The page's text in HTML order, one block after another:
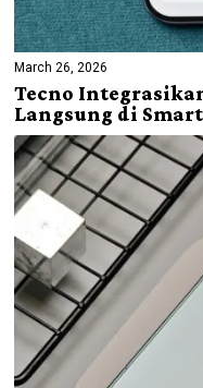
March 26, 2026
Tecno
Langsung di